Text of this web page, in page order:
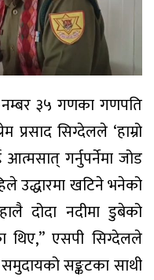
नम्बर ३५ गणका गणपति
प्रसाद सिग्देलले ‘हाम्रो
आत्मसात् गर्नुपर्नेमा जोड
उद्धारमा खटिने भनेको
दोदा नदीमा डुबेको
थिए,” एसपी सिग्देलले
सङ्कटका साथी